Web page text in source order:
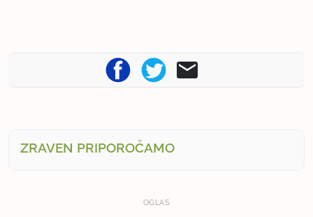
ZRAVEN PRIPOROČAMO
OGLAS